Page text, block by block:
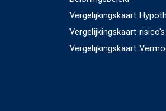
Vergelijkingskaart
Vergelijkingskaart
Vergelijkingskaart